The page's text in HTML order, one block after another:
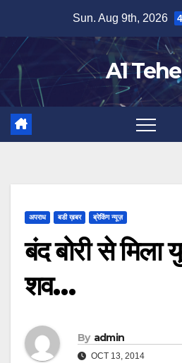
content
Sun. Aug 9th, 2026
A1
अपराध बडी ख़बर ब्रेकिंग न्यूज़
बंद बोरी से मिला
शव…
By admin
OCT 13, 2014